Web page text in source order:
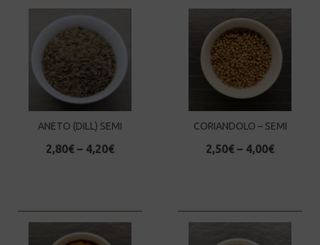
ANETO (DILL) SEMI
2,80€ – 4,20€
CORIANDOLO – SEMI
2,50€ – 4,00€